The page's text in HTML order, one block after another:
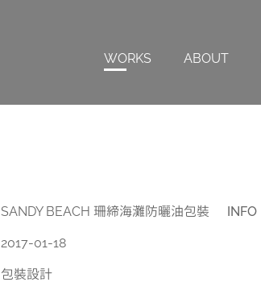
WORKS ABOUT
SANDY BEACH 珊締海灘防曬油包裝
2017-01-18
包裝設計
INFO